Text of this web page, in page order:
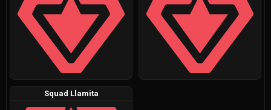
Squad Llamita